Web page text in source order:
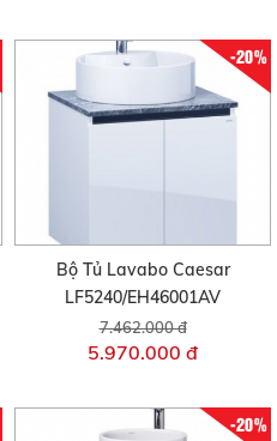
-20%
Bộ Tủ Lavabo Caesar
LF5240/EH46001AV
7.462.000 đ
5.970.000 đ
-20%